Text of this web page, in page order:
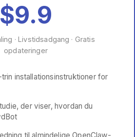
$9.9
· Livstidsadgang · Gratis
opdateringer
installationsinstruktioner for
der viser, hvordan du